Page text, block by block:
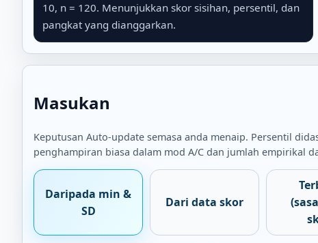
10, n = 120. Menunjukkan skor sisihan, persentil, dan
pangkat yang dianggarkan.
Masukan
Keputusan Auto-update semasa anda menaip. Persentil
penghampiran biasa dalam mod A/C dan jumlah empirikal
Daripada min &
SD
Dari data skor